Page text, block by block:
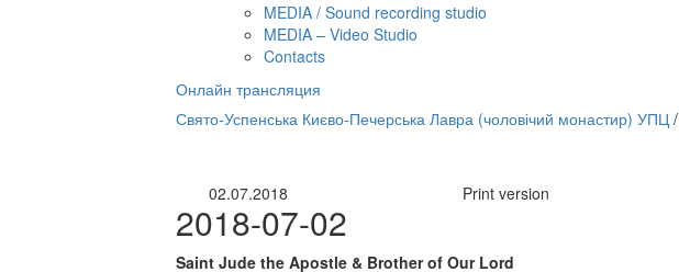
MEDIA / Sound recording studio
MEDIA – Video Studio
Contacts
Онлайн трансляция
12 сентября
Свято-Успенська Києво-Печерська Лавра (чоловічий монастир) УПЦ/
02.07.2018 Print version
2018-07-02
Saint Jude the Apostle & Brother of Our Lord